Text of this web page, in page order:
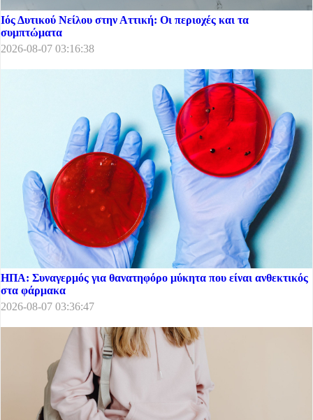
Ιός Δυτικού Νείλου στην Αττική: Οι περιοχές και τα
συμπτώματα
2026-08-07 03:16:38
ΗΠΑ: Συναγερμός για θανατηφόρο μύκητα που είναι ανθεκτικός
στα φάρμακα
2026-08-07 03:36:47